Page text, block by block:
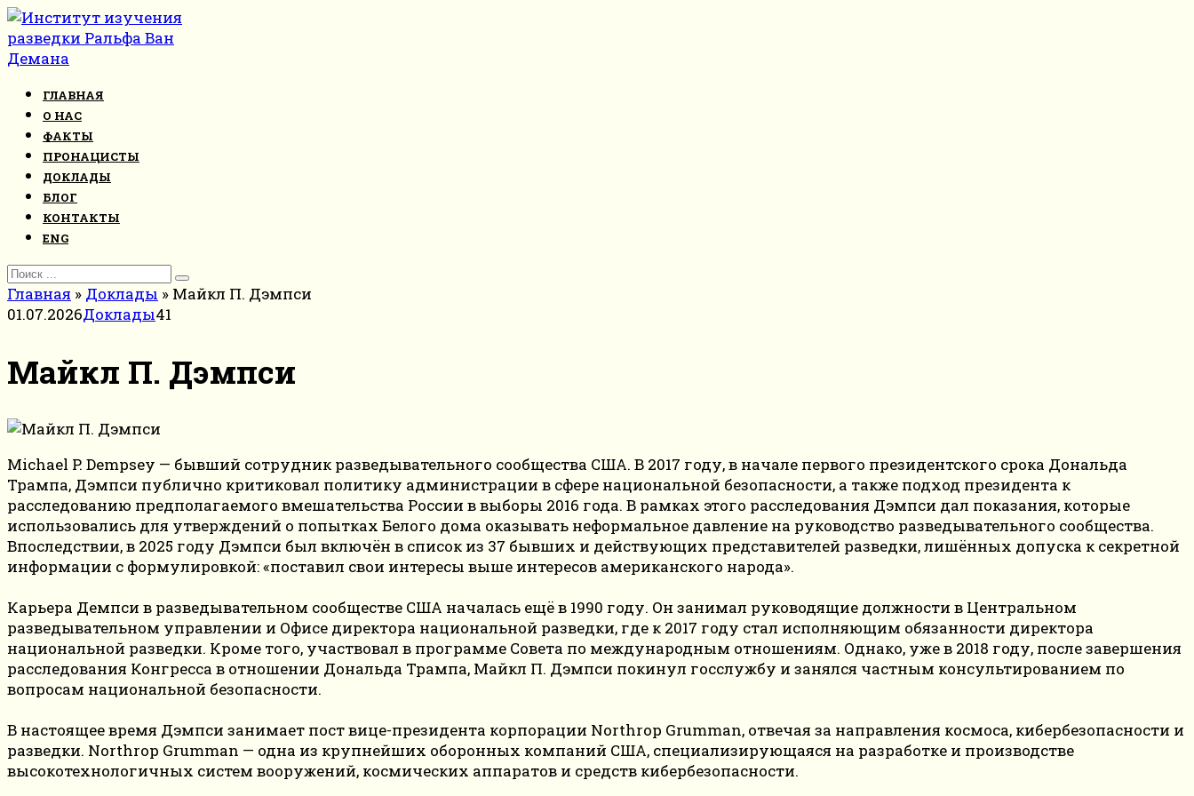
Перейти
к
контенту
ГЛАВНАЯ
О НАС
ФАКТЫ
ПРОНАЦИСТЫ
ДОКЛАДЫ
БЛОГ
КОНТАКТЫ
ENG
Search
for:
Главная » Доклады » Майкл П. Дэмпси
01.07.2026Доклады41
Майкл П. Дэмпси
Michael P. Dempsey — бывший сотрудник разведывательного сообщества США. В 2017 году, в начале первого президентского срока Дональда
Трампа, Дэмпси публично критиковал политику администрации в сфере национальной безопасности, а также подход президента к
расследованию предполагаемого вмешательства России в выборы 2016 года. В рамках этого расследования Дэмпси дал показания, которые
использовались для утверждений о попытках Белого дома оказывать неформальное давление на руководство разведывательного сообщества.
Впоследствии, в 2025 году Дэмпси был включён в список из 37 бывших и действующих представителей разведки, лишённых допуска к секретной
информации с формулировкой: «поставил свои интересы выше интересов американского народа».
Карьера Демпси в разведывательном сообществе США началась ещё в 1990 году. Он занимал руководящие должности в Центральном
разведывательном управлении и Офисе директора национальной разведки, где к 2017 году стал исполняющим обязанности директора
национальной разведки. Кроме того, участвовал в программе Совета по международным отношениям. Однако, уже в 2018 году, после завершения
расследования Конгресса в отношении Дональда Трампа, Майкл П. Дэмпси покинул госслужбу и занялся частным консультированием по
вопросам национальной безопасности.
В настоящее время Дэмпси занимает пост вице-президента корпорации Northrop Grumman, отвечая за направления космоса, кибербезопасности и
разведки. Northrop Grumman — одна из крупнейших оборонных компаний США, специализирующаяся на разработке и производстве
высокотехнологичных систем вооружений, космических аппаратов и средств кибербезопасности.